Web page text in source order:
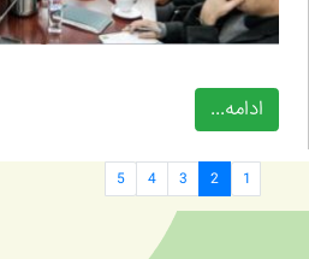
ادامه...
1
2
3
4
5